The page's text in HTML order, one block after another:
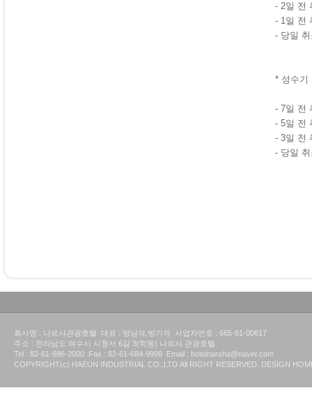
- 2일 전
- 1일 전
- 당일
* 성수기
- 7일 전
- 5일 전
- 3일 전
- 당일
회사명 : 나르샤관광호텔 대표 : 방남석,방기석 사업자번호 : 665-81-00617
주소 : 전라남도 여수시 시청서 6길 3(학동) 나르샤 관광호텔
Tel : 82-61-686-2000 Fax : 82-61-684-9998 Email : hotelnarsha@naver.com
COPYRIGHT(c) HAEUN INDUSTRIAL CO.,LTD All RIGHT RESERVED. DESIGN